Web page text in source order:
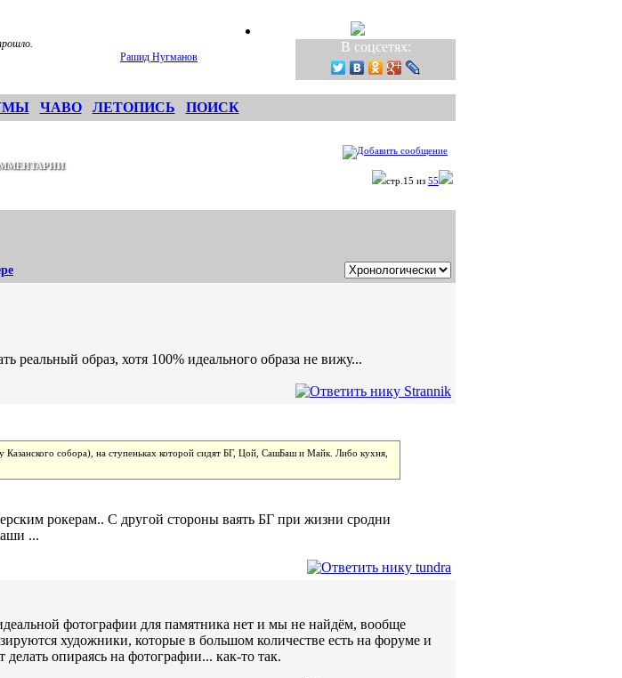
Рашид Нугманов
В соцсетях:
ЧАВО ЛЕТОПИСЬ ПОИСК
стр.15 из 55
реальный образ, хотя 100% идеального образа не вижу...
Казанского собора), на ступеньках которой сидят БГ, Цой, СашБаш и Майк. Либо кухня,
рокерам.. С другой стороны ваять БГ при жизни сродни
...
фотографии для памятника нет и мы не найдём, вообще
художники, которые в большом количестве есть на форуме и
делать опираясь на фотографии... как-то так.